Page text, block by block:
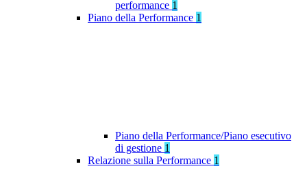
performance 1
Piano della Performance 1
Piano della Performance/Piano esecutivo
di gestione 1
Relazione sulla Performance 1